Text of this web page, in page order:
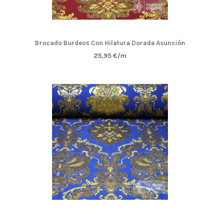
Brocado Burdeos Con Hilatura Dorada Asunción
25,95 €/m